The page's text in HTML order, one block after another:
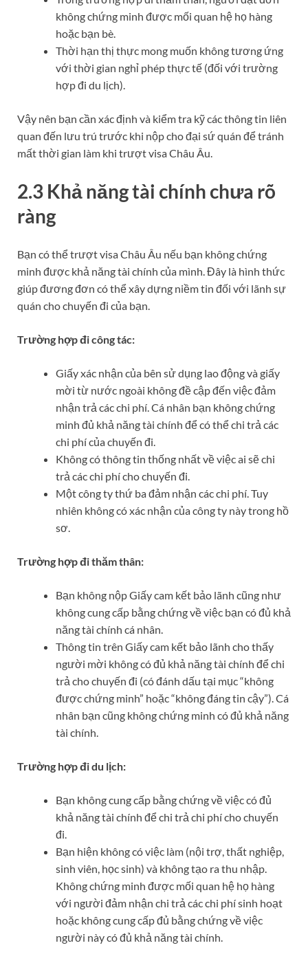
không chứng minh được mối quan hệ họ hàng
hoặc bạn bè.
Thời hạn thị thực mong muốn không tương ứng
với thời gian nghỉ phép thực tế (đối với trường
hợp đi du lịch).
Vậy nên bạn cần xác định và kiểm tra kỹ các thông tin liên
quan đến lưu trú trước khi nộp cho đại sứ quán để tránh
mất thời gian làm khi trượt visa Châu Âu.
2.3 Khả năng tài chính chưa rõ
ràng
Bạn có thể trượt visa Châu Âu nếu bạn không chứng
minh được khả năng tài chính của mình. Đây là hình thức
giúp đương đơn có thể xây dựng niềm tin đối với lãnh sự
quán cho chuyến đi của bạn.
Trường hợp đi công tác:
Giấy xác nhận của bên sử dụng lao động và giấy
mời từ nước ngoài không đề cập đến việc đảm
nhận trả các chi phí. Cá nhân bạn không chứng
minh đủ khả năng tài chính để có thể chi trả các
chi phí của chuyến đi.
Không có thông tin thống nhất về việc ai sẽ chi
trả các chi phí cho chuyến đi.
Một công ty thứ ba đảm nhận các chi phí. Tuy
nhiên không có xác nhận của công ty này trong hồ
sơ.
Trường hợp đi thăm thân:
Bạn không nộp Giấy cam kết bảo lãnh cũng như
không cung cấp bằng chứng về việc bạn có đủ khả
năng tài chính cá nhân.
Thông tin trên Giấy cam kết bảo lãnh cho thấy
người mời không có đủ khả năng tài chính để chi
trả cho chuyến đi (có đánh dấu tại mục “không
được chứng minh” hoặc “không đáng tin cậy”). Cá
nhân bạn cũng không chứng minh có đủ khả năng
tài chính.
Trường hợp đi du lịch:
Bạn không cung cấp bằng chứng về việc có đủ
khả năng tài chính để chi trả chi phí cho chuyến
đi.
Bạn hiện không có việc làm (nội trợ, thất nghiệp,
sinh viên, học sinh) và không tạo ra thu nhập.
Không chứng minh được mối quan hệ họ hàng
với người đảm nhận chi trả các chi phí sinh hoạt
hoặc không cung cấp đủ bằng chứng về việc
người này có đủ khả năng tài chính.